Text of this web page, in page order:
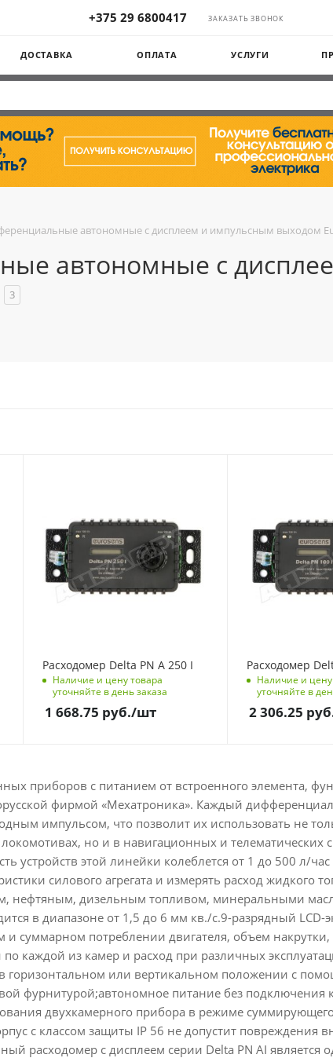
+375 29 6800417 ЗАКАЗАТЬ ЗВОНОК
ДОСТАВКА ОПЛАТА УСЛУГИ
автономные с дисплеем и импульсным выходом
автономные с
3
Расходомер Delta PN A 250 I
Наличие и цену товара
уточняйте в день заказа
1 668.75 руб./шт
Расходомер
Наличие и цену
уточняйте в
2 306.25
приборов с питанием от встроенного элемента,
фирмой «Мехатроника». Каждый
импульсом, что позволит их использовать не
но и в навигационных и телематических
устройств этой линейки колеблется от 1 до 500 л/
силового агрегата и измерять расход жидкого
нефтяным, дизельным топливом, минеральными
в диапазоне от 1,5 до 6 мм кв./с.9-разрядный
и суммарном потреблении двигателя, объем
по каждой из камер и расход при различных
или вертикальном положении с
фурнитурой;автономное питание без подключения к
двухкамерного прибора в режиме
с классом защиты IP 56 не допустит повреждения
расходомер с дисплеем серии Delta PN AI